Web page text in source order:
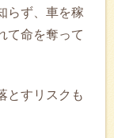
らず、車を稼
て命を奪って
とすリスクも